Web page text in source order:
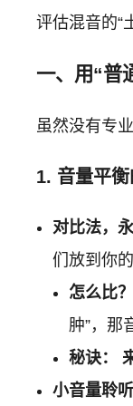
评估混音的“
一、用“普
虽然没有专
1. 音量平衡
对比法，
们放到你
怎么比？
肿”，那
秘诀：
小音量聆听